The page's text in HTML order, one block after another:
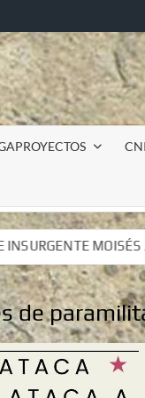
CNI
TAVIRA
TAVIRA
de